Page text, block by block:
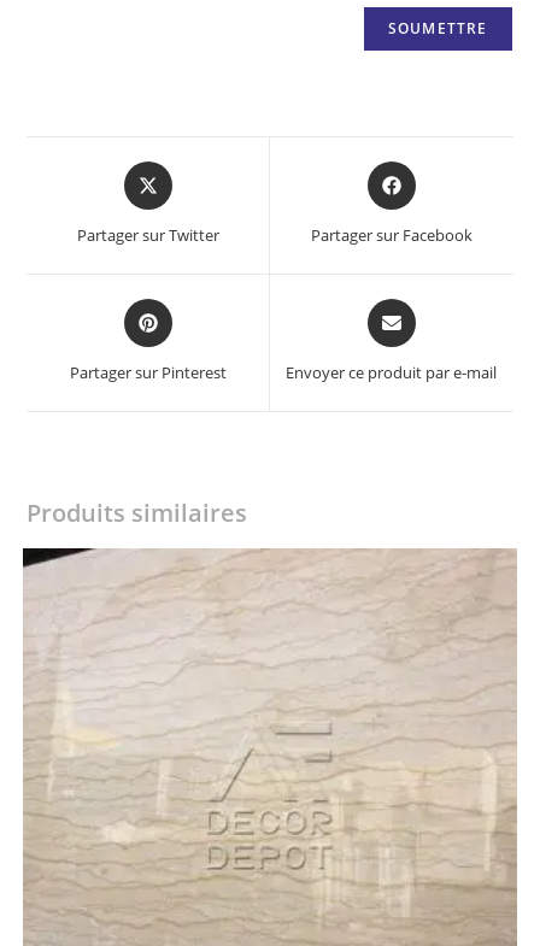
Opens
in
new
Partager sur Twitter
Opens
in
new
Partager sur Facebook
Opens
in
new
Partager sur Pinterest
Opens
in
new
Envoyer ce produit par e-mail
Produits similaires